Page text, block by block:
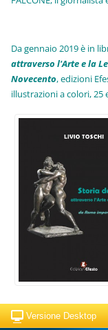
Da gennaio 2019 è in
attraverso l'Arte e la
Novecento, edizioni
illustrazioni a colori, 25
Versione Desktop